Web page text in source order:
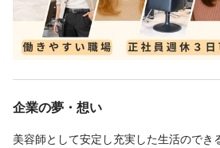
今までに40店舗以上のFCオーナーの輩出
ご興味を持っていただいた方はぜひ、お
東京都 江東区 東陽4-5-18 メトロハ
東陽町駅 徒歩 3分
勤務時間
独立支援制度もご用意しており、
今までに40店舗以上のFCオーナーの輩
ご興味を持っていただいた方はぜひ、お
東京都 江東区 東陽4-5-18 メトロハ
東陽町駅 徒歩 3分
勤務時間
📣Dashスタッフのリアルな声をご紹介🎤✨
「大きな会社だからこそ色々な人と出会
きるところです。
企業の夢・想い
美容師として安定し充実した⽣活のでき